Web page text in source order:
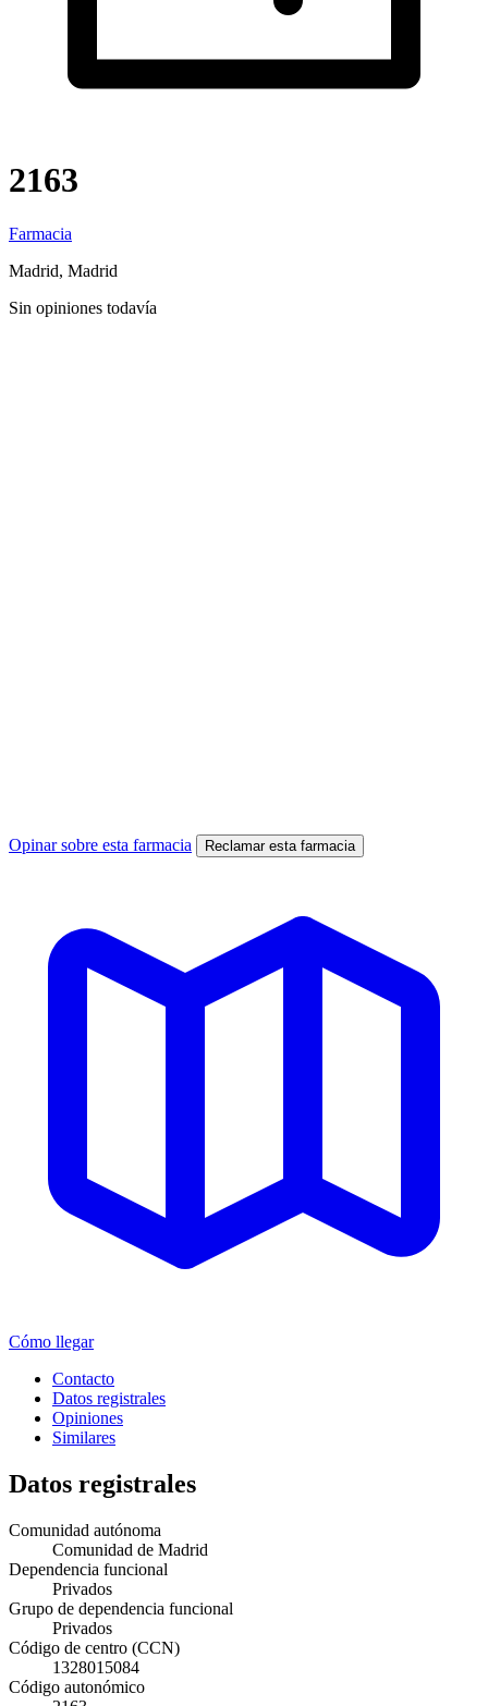
2163
Farmacia
Madrid, Madrid
Sin opiniones todavía
Opinar sobre esta farmacia Reclamar esta farmacia
Cómo llegar
Contacto
Datos registrales
Opiniones
Similares
Datos registrales
Comunidad autónoma
Comunidad de Madrid
Dependencia funcional
Privados
Grupo de dependencia funcional
Privados
Código de centro (CCN)
1328015084
Código autonómico